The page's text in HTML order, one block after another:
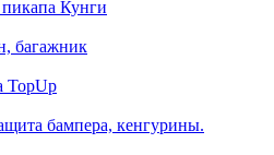
Кунги
багажник
TopUp
бампера, кенгурины.